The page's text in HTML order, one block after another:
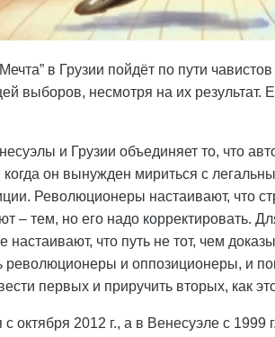
в Грузии пойдёт по пути
выборов, несмотря на их результат.
и Грузии объединяет то, что
когда он вынужден мириться с
Революционеры настаивают, что
– тем, но его надо корректировать.
что путь не тот, чем
революционеры и оппозиционеры, и
первых и приручить вторых, как
с октября 2012 г., а в Венесуэле с